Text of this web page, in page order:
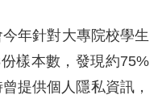
年針對大專院校學生
樣本數，發現約75%
提供個人隱私資訊，